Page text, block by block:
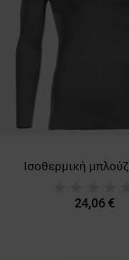
Ισοθερμική
24,06 €